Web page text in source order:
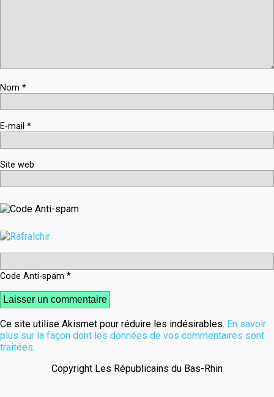
Nom *
E-mail *
Site web
Code Anti-spam *
Ce site utilise Akismet pour réduire les indésirables. En savoir
plus sur la façon dont les données de vos commentaires sont
traitées.
Copyright Les Républicains du Bas-Rhin